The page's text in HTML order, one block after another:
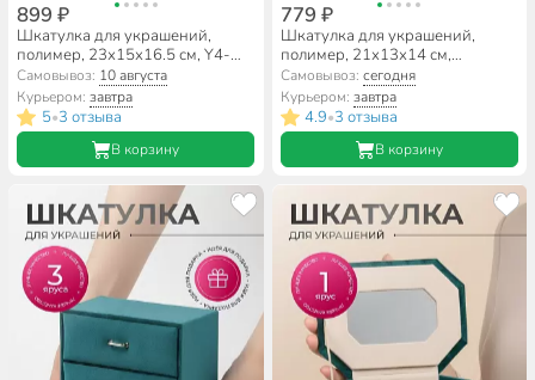
899 ₽
Шкатулка для украшений,
полимер, 23х15х16.5 см, Y4-
8836
Самовывоз: 10 августа
Курьером:завтра
5•3 отзыва
В корзину
779 ₽
Шкатулка для украшений,
полимер, 21х13х14 см,
бежевая, Y4-8834
Самовывоз: сегодня
Курьером: завтра
4.9•3 отзыва
В корзину